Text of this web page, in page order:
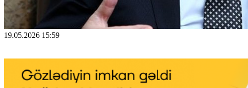
19.05.2026 15:59